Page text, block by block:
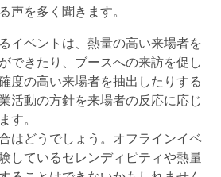
声を多く聞きます。
イベントは、熱量の高い来場者を
できたり、ブースへの来訪を促し
度の高い来場者を抽出したりする
活動の方針を来場者の反応に応じ
す。
はどうでしょう。オフラインイベ
しているセレンディピティや熱量